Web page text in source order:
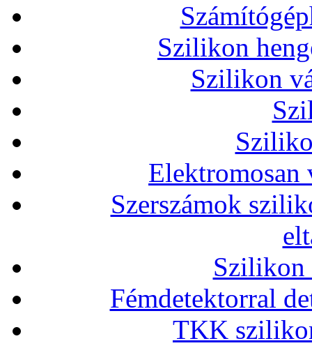
Szilikon
Szilikon
Elektromosan
Szerszámok
Szilikon
Fémdetektorral
TKK